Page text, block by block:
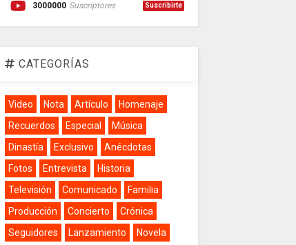
3000000 Suscriptores Suscribirte
CATEGORÍAS
Video Nota Artículo
Homenaje
Recuerdos
Especial
Música
Dinastía
Exclusivo
Anécdotas
Fotos
Entrevista
Historia
Televisión
Comunicado
Familia
Producción
Concierto
Crónica
Seguidores
Lanzamiento
Novela